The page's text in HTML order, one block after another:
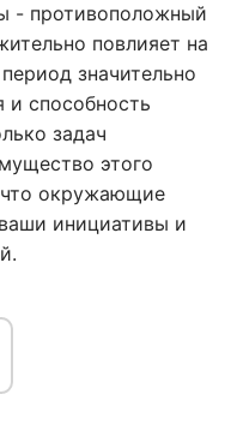
- противоположный
повлияет на
значительно
и способность
задач
этого
окружающие
инициативы и